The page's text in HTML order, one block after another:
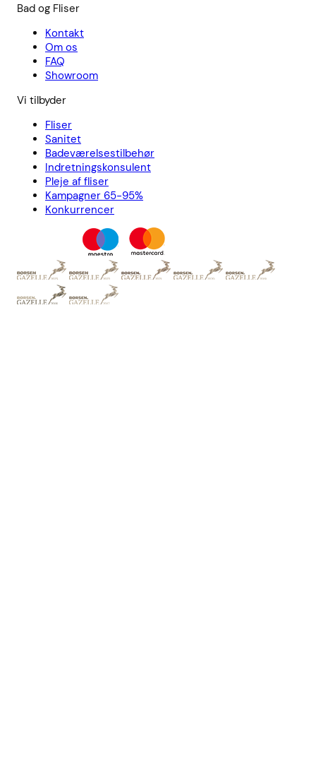
Bad og Fliser
Kontakt
Om os
FAQ
Showroom
Vi tilbyder
Fliser
Sanitet
Badeværelsestilbehør
Indretningskonsulent
Pleje af fliser
Kampagner 65-95%
Konkurrencer